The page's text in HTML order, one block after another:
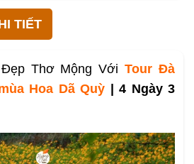
TIẾT
Đẹp Thơ Mộng VớiTour Đà
Hoa Dã Quỳ | 4 Ngày 3